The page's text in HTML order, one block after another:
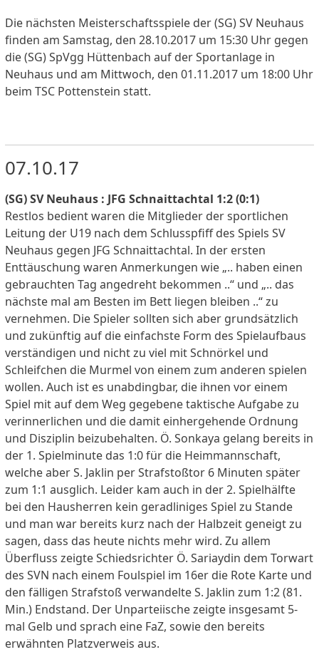
Die nächsten Meisterschaftsspiele der (SG) SV Neuhaus
finden am Samstag, den 28.10.2017 um 15:30 Uhr gegen
die (SG) SpVgg Hüttenbach auf der Sportanlage in
Neuhaus und am Mittwoch, den 01.11.2017 um 18:00 Uhr
beim TSC Pottenstein statt.
07.10.17
(SG) SV Neuhaus : JFG Schnaittachtal 1:2 (0:1)
Restlos bedient waren die Mitglieder der sportlichen
Leitung der U19 nach dem Schlusspfiff des Spiels SV
Neuhaus gegen JFG Schnaittachtal. In der ersten
Enttäuschung waren Anmerkungen wie „.. haben einen
gebrauchten Tag angedreht bekommen ..“ und „.. das
nächste mal am Besten im Bett liegen bleiben ..“ zu
vernehmen. Die Spieler sollten sich aber grundsätzlich
und zukünftig auf die einfachste Form des Spielaufbaus
verständigen und nicht zu viel mit Schnörkel und
Schleifchen die Murmel von einem zum anderen spielen
wollen. Auch ist es unabdingbar, die ihnen vor einem
Spiel mit auf dem Weg gegebene taktische Aufgabe zu
verinnerlichen und die damit einhergehende Ordnung
und Disziplin beizubehalten. Ö. Sonkaya gelang bereits in
der 1. Spielminute das 1:0 für die Heimmannschaft,
welche aber S. Jaklin per Strafstoßtor 6 Minuten später
zum 1:1 ausglich. Leider kam auch in der 2. Spielhälfte
bei den Hausherren kein geradliniges Spiel zu Stande
und man war bereits kurz nach der Halbzeit geneigt zu
sagen, dass das heute nichts mehr wird. Zu allem
Überfluss zeigte Schiedsrichter Ö. Sariaydin dem Torwart
des SVN nach einem Foulspiel im 16er die Rote Karte und
den fälligen Strafstoß verwandelte S. Jaklin zum 1:2 (81.
Min.) Endstand. Der Unparteiische zeigte insgesamt 5-
mal Gelb und sprach eine FaZ, sowie den bereits
erwähnten Platzverweis aus.